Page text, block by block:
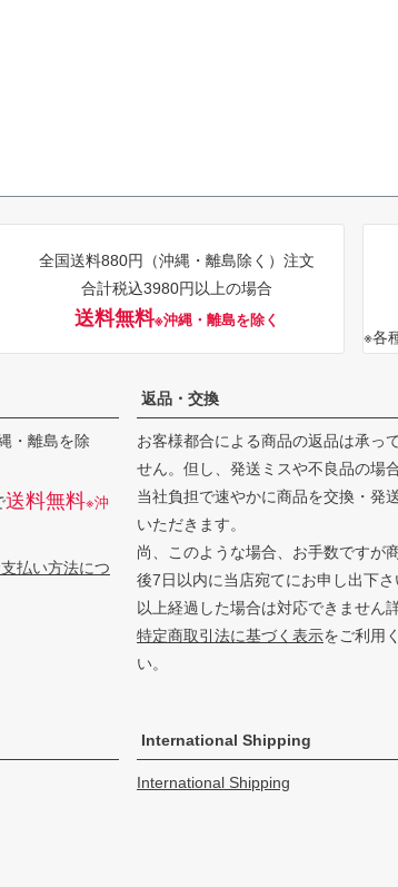
全国送料880円（沖縄・離島除く）注文
合計税込3980円以上の場合
送料無料※沖縄・離島を除く
※各
・離島を除
送料無料※沖
払い方法につ
返品・交換
お客様都合による商品の返品は承っ
せん。但し、発送ミスや不良品の場
当社負担で速やかに商品を交換・発
いただきます。
尚、このような場合、お手数ですが
後7日以内に当店宛てにお申し出下さ
以上経過した場合は対応できません
特定商取引法に基づく表示をご利用
い。
International Shipping
International Shipping